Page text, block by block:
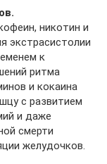
никотин и
экстрасистолии
к
ритма
и кокаина
с развитием
и даже
смерти
желудочков.